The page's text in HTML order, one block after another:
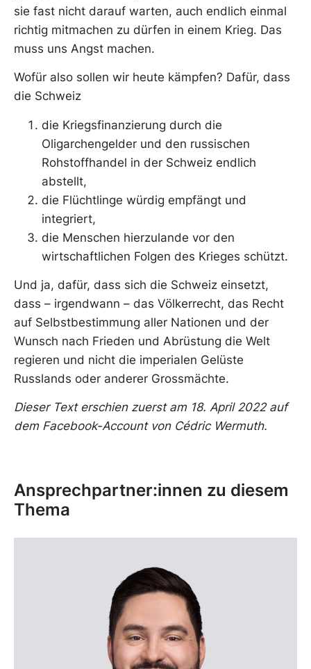
sie fast nicht darauf warten, auch endlich einmal
richtig mitmachen zu dürfen in einem Krieg. Das
muss uns Angst machen.
Wofür also sollen wir heute kämpfen? Dafür, dass
die Schweiz
die Kriegsfinanzierung durch die
Oligarchengelder und den russischen
Rohstoffhandel in der Schweiz endlich
abstellt,
die Flüchtlinge würdig empfängt und
integriert,
die Menschen hierzulande vor den
wirtschaftlichen Folgen des Krieges schützt.
Und ja, dafür, dass sich die Schweiz einsetzt,
dass – irgendwann – das Völkerrecht, das Recht
auf Selbstbestimmung aller Nationen und der
Wunsch nach Frieden und Abrüstung die Welt
regieren und nicht die imperialen Gelüste
Russlands oder anderer Grossmächte.
Dieser Text erschien zuerst am 18. April 2022 auf
dem Facebook-Account von Cédric Wermuth.
Ansprechpartner:innen zu diesem
Thema